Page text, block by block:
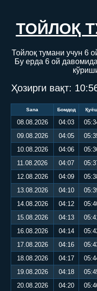
ТОЙЛОҚ
Тойлоқ тумани учун 6
Бу ерда 6 ой
Ҳозирги вақт:
Sana Бомдод
08.08.2026 04:03
09.08.2026
04:05
10.08.2026
04:06
11.08.2026
04:07
12.08.2026
04:09
13.08.2026
04:10
14.08.2026
04:12
15.08.2026
04:13
16.08.2026
04:14
17.08.2026
04:16
18.08.2026
04:17
19.08.2026
04:18
20.08.2026
04:20